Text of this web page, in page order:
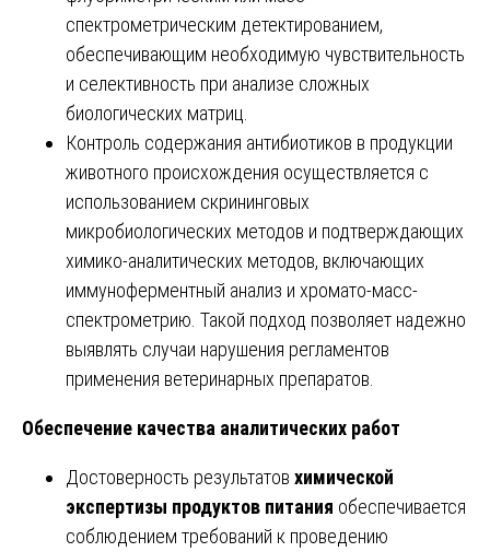
спектрометрическим детектированием,
обеспечивающим необходимую чувствительность
и селективность при анализе сложных
биологических матриц.
Контроль содержания антибиотиков в продукции
животного происхождения осуществляется с
использованием скрининговых
микробиологических методов и подтверждающих
химико-аналитических методов, включающих
иммуноферментный анализ и хромато-масс-
спектрометрию. Такой подход позволяет надежно
выявлять случаи нарушения регламентов
применения ветеринарных препаратов.
Обеспечение качества аналитических работ
Достоверность результатов химической
экспертизы продуктов питания обеспечивается
соблюдением требований к проведению